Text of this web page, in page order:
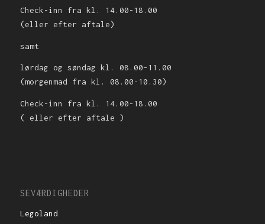
Check-inn fra kl. 14.00-18.00
(eller efter aftale)
samt
lørdag og søndag kl. 08.00–11.00
(morgenmad fra kl. 08.00-10.30)
Check-inn fra kl. 14.00-18.00
( eller efter aftale )
SEVÆRDIGHEDER
Legoland